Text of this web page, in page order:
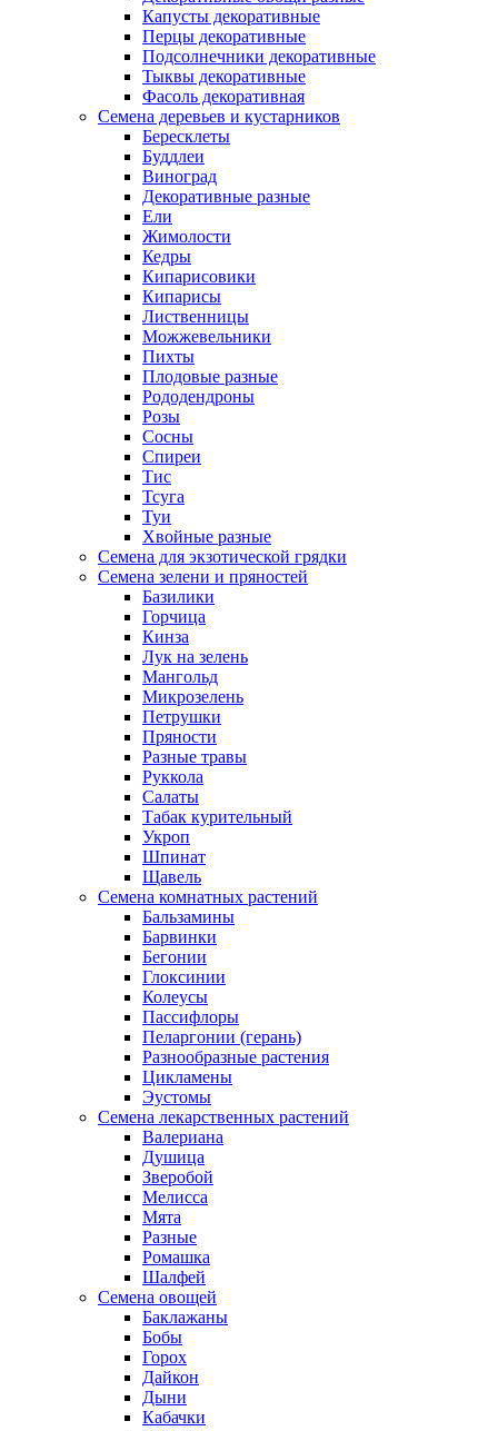
Капусты декоративные
Перцы декоративные
Подсолнечники декоративные
Тыквы декоративные
Фасоль декоративная
Семена деревьев и кустарников
Бересклеты
Буддлеи
Виноград
Декоративные разные
Ели
Жимолости
Кедры
Кипарисовики
Кипарисы
Лиственницы
Можжевельники
Пихты
Плодовые разные
Рододендроны
Розы
Сосны
Спиреи
Тис
Тсуга
Туи
Хвойные разные
Семена для экзотической грядки
Семена зелени и пряностей
Базилики
Горчица
Кинза
Лук на зелень
Мангольд
Микрозелень
Петрушки
Пряности
Разные травы
Руккола
Салаты
Табак курительный
Укроп
Шпинат
Щавель
Семена комнатных растений
Бальзамины
Барвинки
Бегонии
Глоксинии
Колеусы
Пассифлоры
Пеларгонии (герань)
Разнообразные растения
Цикламены
Эустомы
Семена лекарственных растений
Валериана
Душица
Зверобой
Мелисса
Мята
Разные
Ромашка
Шалфей
Семена овощей
Баклажаны
Бобы
Горох
Дайкон
Дыни
Кабачки